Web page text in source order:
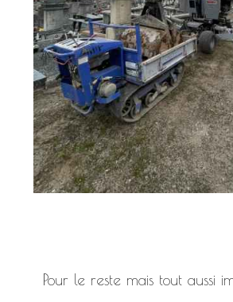
Pour le reste mais tout aussi